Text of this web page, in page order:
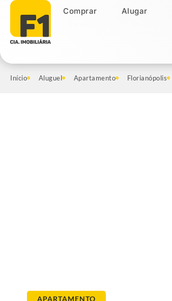
Comprar Alugar
Comprar Alugar
Início Aluguel Apartamento Florianópolis
APARTAMENTO